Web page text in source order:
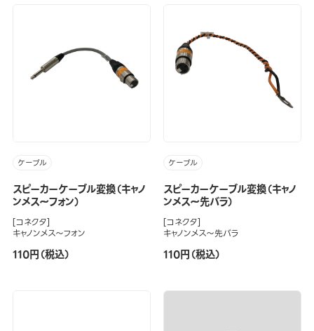
ケーブル
スピーカーケーブル変換（キャノ
ンメス～フォン）
[コネクタ]
キャノンメス～フォン
110円（税込）
ケーブル
スピーカーケーブル変換（キャノ
ンメス～先バラ）
[コネクタ]
キャノンメス～先バラ
110円（税込）